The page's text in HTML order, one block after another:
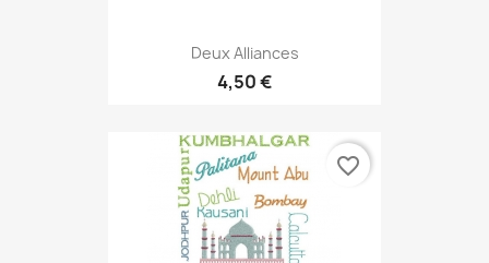
Deux Alliances
4,50 €
favorite_border